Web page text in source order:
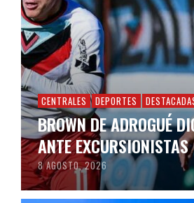
CENTRALES DEPORTES
BROWN DE ADROGUÉ
ANTE EXCURSIONISTAS
8 AGOSTO, 2026